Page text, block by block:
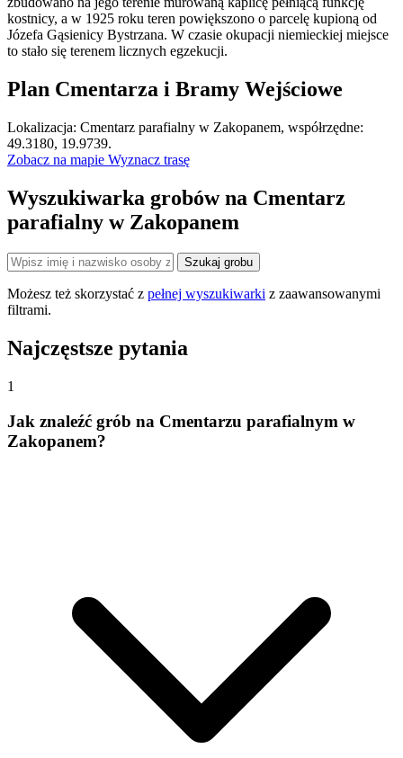
kostnicy, a w 1925 roku teren powiększono o parcelę kupioną od
Józefa Gąsienicy Bystrzana. W czasie okupacji niemieckiej miejsce
to stało się terenem licznych egzekucji.
Plan Cmentarza i Bramy Wejściowe
×
+
−
Lokalizacja: Cmentarz parafialny w Zakopanem, współrzędne:
49.3180, 19.9739.
Zobacz na mapie Wyznacz trasę
Wyszukiwarka grobów na Cmentarz
parafialny w Zakopanem
Szukaj grobu
Możesz też skorzystać z pełnej wyszukiwarki z zaawansowanymi
filtrami.
Najczęstsze pytania
1
Jak znaleźć grób na Cmentarzu parafialnym w
Zakopanem?